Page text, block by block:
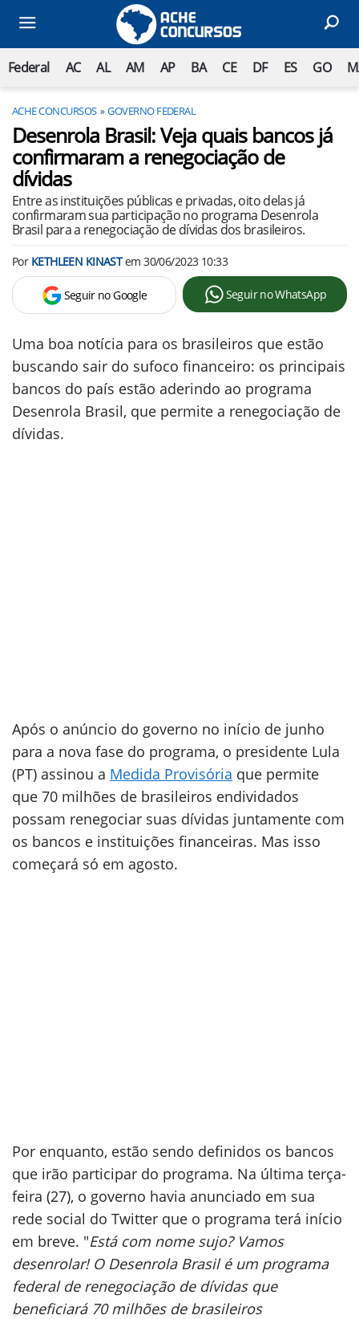
Federal AC AL AM AP BA CE DF ES GO
ACHE CONCURSOS GOVERNO FEDERAL
Desenrola Brasil: Veja quais bancos já
confirmaram a renegociação de
dívidas
Entre as instituições públicas e privadas, oito delas já
confirmaram sua participação no programa Desenrola
Brasil para a renegociação de dívidas dos brasileiros.
Por KETHLEEN KINASTem30/06/2023 10:33
Seguir no Google Seguir no WhatsApp
Uma boa notícia para os brasileiros que estão
buscando sair do sufoco financeiro: os principais
bancos do país estão aderindo ao programa
Desenrola Brasil, que permite a renegociação de
dívidas.
Após o anúncio do governo no início de junho
para a nova fase do programa, o presidente Lula
(PT) assinou a Medida Provisória que permite
que 70 milhões de brasileiros endividados
possam renegociar suas dívidas juntamente com
os bancos e instituições financeiras. Mas isso
começará só em agosto.
Por enquanto, estão sendo definidos os bancos
que irão participar do programa. Na última terça-
feira (27), o governo havia anunciado em sua
rede social do Twitter que o programa terá início
em breve. "Está com nome sujo? Vamos
desenrolar! O Desenrola Brasil é um programa
federal de renegociação de dívidas que
beneficiará 70 milhões de brasileiros